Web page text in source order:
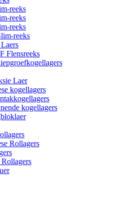
reeks
reeks
reeks
reeks
Flensreeks
Laer
kogellagers
kogellagers
Rollagers
Rollagers